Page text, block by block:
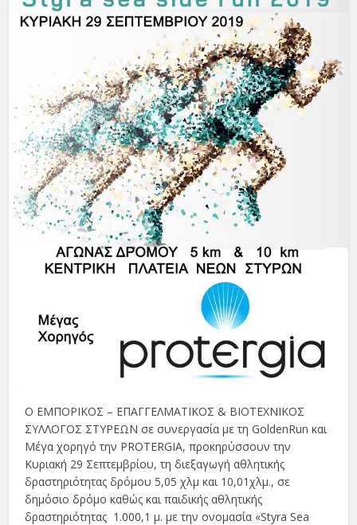
Ο ΕΜΠΟΡΙΚΟΣ – ΕΠΑΓΓΕΛΜΑΤΙΚΟΣ & ΒΙΟΤΕΧΝΙΚΟΣ
ΣΥΛΛΟΓΟΣ ΣΤΥΡΕΩΝ σε συνεργασία με τη GoldenRun και
Μέγα χορηγό την PROTERGIA, προκηρύσσουν την
Κυριακή 29 Σεπτεμβρίου, τη διεξαγωγή αθλητικής
δραστηριότητας δρόμου 5,05 χλμ και 10,01χλμ., σε
δημόσιο δρόμο καθώς και παιδικής αθλητικής
δραστηριότητας 1.000,1 μ. με την ονομασία «Styra Sea